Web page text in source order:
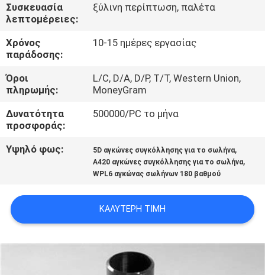
ΓΎΡΟΣ
ΕΡΓΟΣΤΑΣΊΩΝ
ΠΟΙΟΤΙΚΌΣ
ΈΛΕΓΧΟΣ
ΕΠΑΦΉ
ΌΛΕΣ
ΟΙ
ΠΕΡΙΠΤΏΣΕΙΣ
Συσκευασία
λεπτομέρειες:
ξύλινη περίπτωση, παλέτα
Χρόνος
παράδοσης:
10-15 ημέρες εργασίας
Όροι
πληρωμής:
L/C, D/A, D/P, T/T, Western Union,
MoneyGram
Δυνατότητα
προσφοράς:
500000/PC το μήνα
Υψηλό φως: 5D αγκώνες συγκόλλησης για το σωλήνα,
A420 αγκώνες συγκόλλησης για το σωλήνα,
WPL6 αγκώνας σωλήνων 180 βαθμού
ΚΑΛΎΤΕΡΗ ΤΙΜΉ